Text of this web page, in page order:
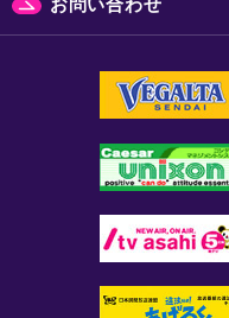
お問い合わせ